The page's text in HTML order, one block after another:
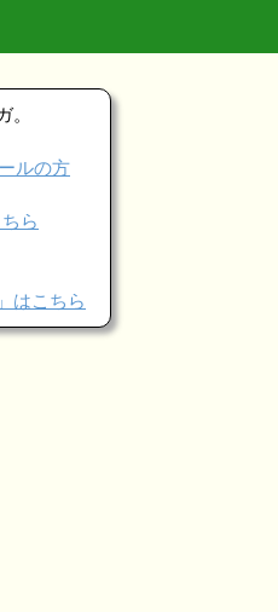
。
ルの方
ら
はこちら